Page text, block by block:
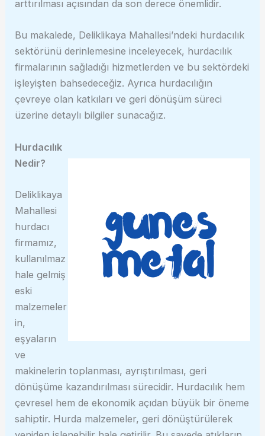
arttırılması açısından da son derece önemlidir.
Bu makalede, Deliklikaya Mahallesi’ndeki hurdacılık
sektörünü derinlemesine inceleyecek, hurdacılık
firmalarının sağladığı hizmetlerden ve bu sektördeki
işleyişten bahsedeceğiz. Ayrıca hurdacılığın
çevreye olan katkıları ve geri dönüşüm süreci
üzerine detaylı bilgiler sunacağız.
Hurdacılık
Nedir?
Deliklikaya
Mahallesi
hurdacı
firmamız,
kullanılmaz
hale gelmiş
eski
malzemeler
in,
eşyaların
ve
makinelerin toplanması, ayrıştırılması, geri
dönüşüme kazandırılması sürecidir. Hurdacılık hem
çevresel hem de ekonomik açıdan büyük bir öneme
sahiptir. Hurda malzemeler, geri dönüştürülerek